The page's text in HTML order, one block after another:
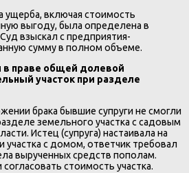
ущерба, включая стоимость
выгоду, была определена в
взыскал с предприятия-
сумму в полном объеме.
праве общей долевой
участок при разделе
брака бывшие супруги не смогли
земельного участка с садовым
Истец (супруга) настаивала на
участка с домом, ответчик требовал
вырученных средств пополам.
стоимость участка.